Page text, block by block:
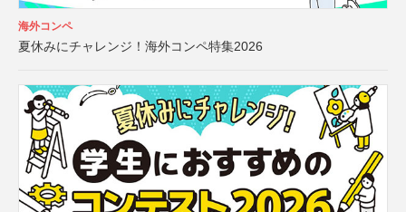
海外コンペ
夏休みにチャレンジ！海外コンペ特集2026